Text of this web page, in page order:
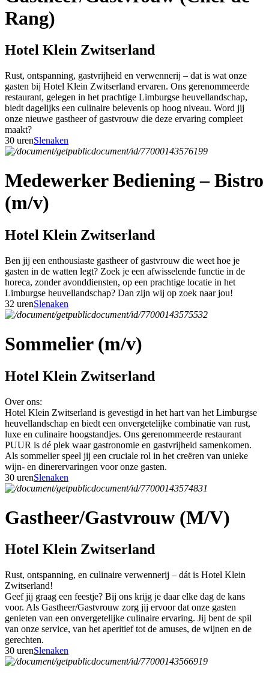
Rang)
Hotel Klein Zwitserland
Rust, ontspanning, gastvrijheid en verwennerij – dat is wat onze
gasten bij Hotel Klein Zwitserland ervaren. Ons gerenommeerde
restaurant, gelegen in het prachtige Limburgse heuvellandschap,
biedt dagelijks een culinaire belevenis op hoog niveau. Word jij
onze nieuwe gastheer of gastvrouw die deze ervaring compleet
maakt?
30 urenSlenaken
Medewerker Bediening – Bistro
(m/v)
Hotel Klein Zwitserland
Ben jij een enthousiaste gastheer of gastvrouw die weet hoe je
gasten in de watten legt? Zoek je een afwisselende functie in de
horeca, zonder avonddiensten, op een prachtige locatie in het
Limburgse heuvellandschap? Dan zijn wij op zoek naar jou!
32 urenSlenaken
Sommelier (m/v)
Hotel Klein Zwitserland
Over ons:
Hotel Klein Zwitserland is gevestigd in het hart van het Limburgse
heuvellandschap en biedt een onvergetelijke combinatie van rust,
luxe en culinaire hoogstandjes. Ons gerenommeerde restaurant
PUUR is dé plek waar gastronomie en gastvrijheid samenkomen.
Als sommelier speel jij een cruciale rol in het creëren van unieke
wijn- en dinerervaringen voor onze gasten.
30 urenSlenaken
Gastheer/Gastvrouw (M/V)
Hotel Klein Zwitserland
Rust, ontspanning, en culinaire verwennerij – dát is Hotel Klein
Zwitserland!
Geef jij graag een feestje? Bij ons krijg je daar elke dag de kans
voor. Als Gastheer/Gastvrouw zorg jij ervoor dat onze gasten
genieten van een onvergetelijke culinaire ervaring. Jij bent de spil
van onze service, van het aperitief tot de amuses, de wijnen en de
gerechten.
30 urenSlenaken